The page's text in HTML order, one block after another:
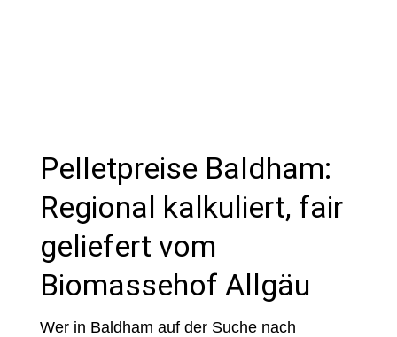
Pelletpreise Baldham:
Regional kalkuliert, fair
geliefert vom
Biomassehof Allgäu
Wer in Baldham auf der Suche nach